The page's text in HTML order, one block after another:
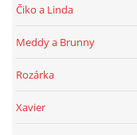
Čiko a Linda
Meddy a Brunny
Rozárka
Xavier